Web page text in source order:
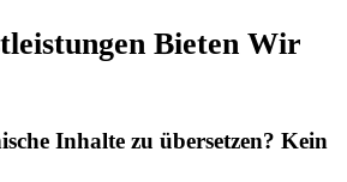
Bieten Wir
Inhalte zu übersetzen? Kein